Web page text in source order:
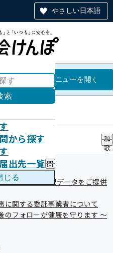
やさしい日本語
す
索
から探す
出先一覧 問
い
せ
・
届
じる
和歌山支部
メニューを開く
ご案内
和
歌
の
保
は
内
期健診）の結果データをご提供
に関する委託事業者について
のフォローが健康を守ります ～